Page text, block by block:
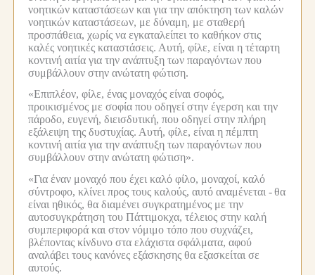
νοητικών καταστάσεων και για την απόκτηση των καλών
νοητικών καταστάσεων, με δύναμη, με σταθερή
προσπάθεια, χωρίς να εγκαταλείπει το καθήκον στις
καλές νοητικές καταστάσεις. Αυτή, φίλε, είναι η τέταρτη
κοντινή αιτία για την ανάπτυξη των παραγόντων που
συμβάλλουν στην ανώτατη φώτιση.
«Επιπλέον, φίλε, ένας μοναχός είναι σοφός,
προικισμένος με σοφία που οδηγεί στην έγερση και την
πάροδο, ευγενή, διεισδυτική, που οδηγεί στην πλήρη
εξάλειψη της δυστυχίας. Αυτή, φίλε, είναι η πέμπτη
κοντινή αιτία για την ανάπτυξη των παραγόντων που
συμβάλλουν στην ανώτατη φώτιση».
«Για έναν μοναχό που έχει καλό φίλο, μοναχοί, καλό
σύντροφο, κλίνει προς τους καλούς, αυτό αναμένεται -θα
είναι ηθικός, θα διαμένει συγκρατημένος με την
αυτοσυγκράτηση του Πάττιμοκχα, τέλειος στην καλή
συμπεριφορά και στον νόμιμο τόπο που συχνάζει,
βλέποντας κίνδυνο στα ελάχιστα σφάλματα, αφού
αναλάβει τους κανόνες εξάσκησης θα εξασκείται σε
αυτούς.